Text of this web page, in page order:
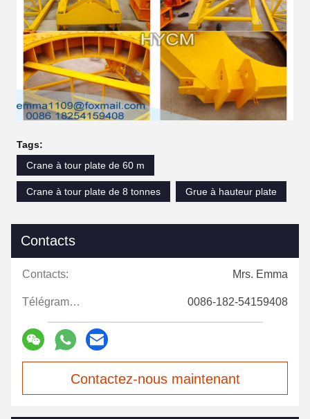
Tags:
Crane à tour plate de 60 m
Crane à tour plate de 8 tonnes Grue à hauteur plate
Contacts
Contacts: Mrs. Emma
Télégramme: 0086-182-54159408
Contactez-nous maintenant